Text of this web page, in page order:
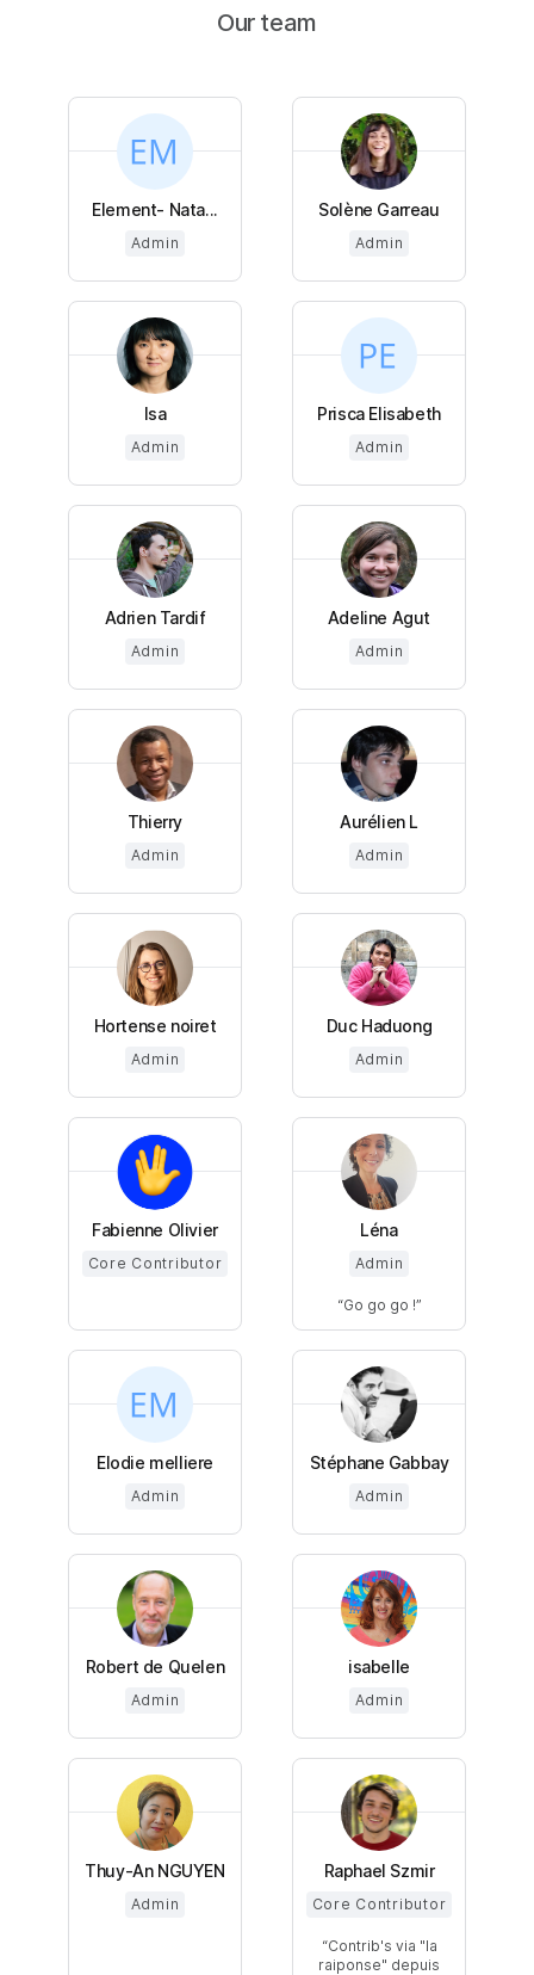
Our team
Element- Nata...
Admin
Solène Garreau
Admin
Isa
Admin
Prisca Elisabeth
Admin
Adrien Tardif
Admin
Adeline Agut
Admin
Thierry
Admin
Aurélien L
Admin
Hortense noiret
Admin
Duc Haduong
Admin
Fabienne Olivier
Core Contributor
Léna
Admin
Go go go !
Elodie melliere
Admin
Stéphane Gabbay
Admin
Robert de Quelen
Admin
isabelle
Admin
Thuy-An NGUYEN
Admin
Raphael Szmir
Core Contributor
Contrib's via "la
raiponse" depuis